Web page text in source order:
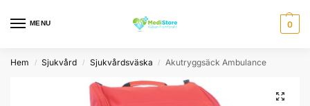
MENU 0
Hem / Sjukvård / Sjukvårdsväska / Akutryggsäck Ambulance